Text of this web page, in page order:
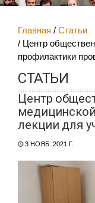
Главная
Статьи
Центр
профилактики
СТАТЬИ
Центр
лекции для
3 НОЯБ. 2021 Г.